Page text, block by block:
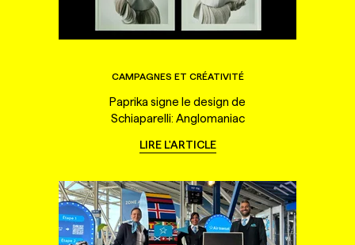
CAMPAGNES ET CRÉATIVITÉ
Paprika signe le design de
Schiaparelli: Anglomaniac
LIRE L'ARTICLE